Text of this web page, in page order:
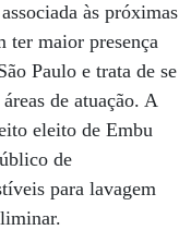
às próximas
ter maior presença
Paulo e trata de se
de atuação. A
eleito de Embu
de
para lavagem